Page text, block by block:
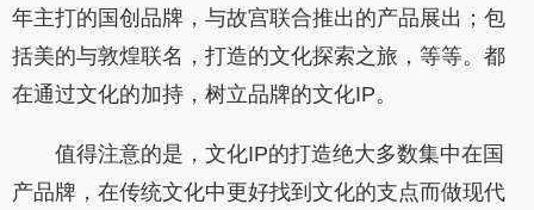
年主打的国创品牌，与故宫联合推出的产品展出；包
括美的与敦煌联名，打造的文化探索之旅，等等。都
在通过文化的加持，树立品牌的文化IP。
值得注意的是，文化IP的打造绝大多数集中在国
产品牌，在传统文化中更好找到文化的支点而做现代